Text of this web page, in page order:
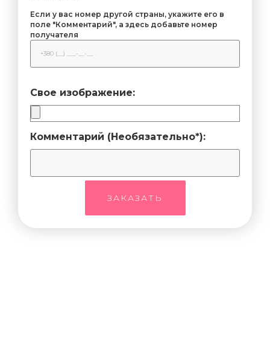
Если у вас номер другой страны, укажите его в
поле "Комментарий", а здесь добавьте номер
получателя
Свое изображение:
Комментарий (Необязательно*):